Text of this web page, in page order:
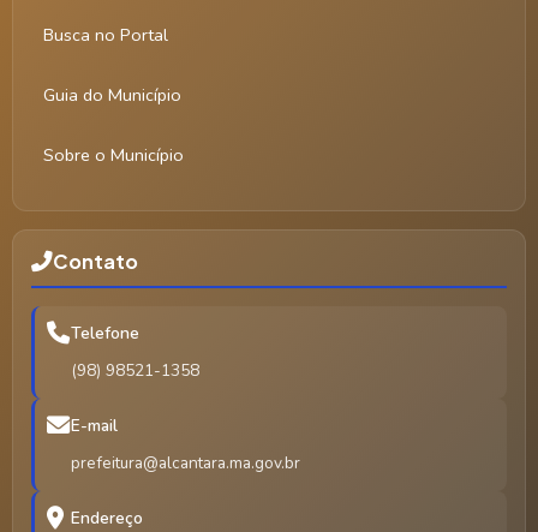
Busca no Portal
Guia do Município
Sobre o Município
Contato
Telefone
(98) 98521-1358
E-mail
prefeitura@alcantara.ma.gov.br
Endereço